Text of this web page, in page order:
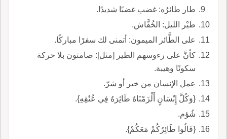
طار طائرُه: غضب غضبًا شديدًا.
طيْر الليل: الخُفَّاش.
على الطَّائر الميمون: أتمنى لك سفرًا مباركًا.
كأنَّ على رءوسهم الطير [مثل]: صامتون بلا حركة
سكونًا وهيبة.
عمل الإنسان من خير أو شرّ.
{وَكُلَّ إِنْسَانٍ أَلْزَمْنَاهُ طَائِرَهُ فِي عُنُقِهِ}.
شُؤم.
{قَالُوا طَائِرُكُمْ مَعَكُمْ}.